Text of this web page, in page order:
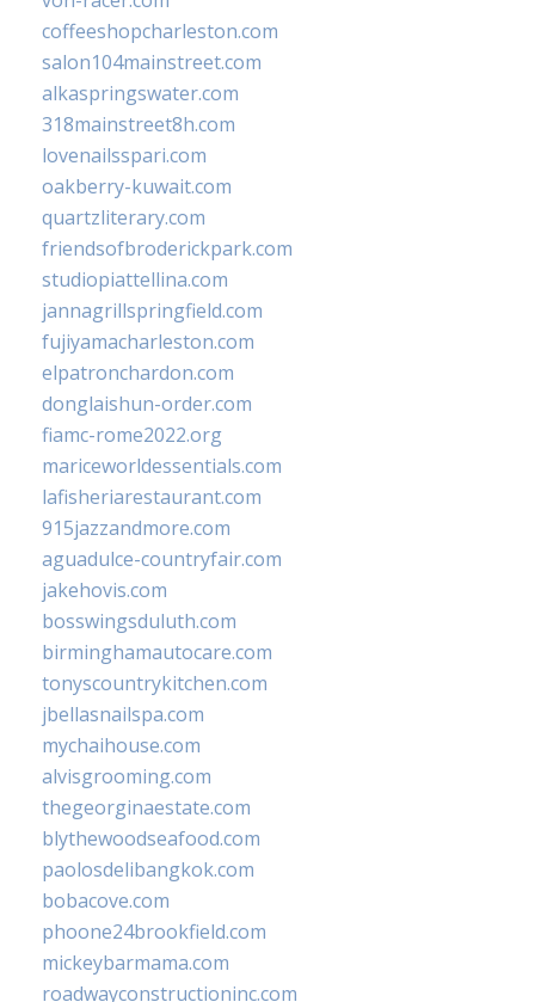
coffeeshopcharleston.com
salon104mainstreet.com
alkaspringswater.com
318mainstreet8h.com
lovenailsspari.com
oakberry-kuwait.com
quartzliterary.com
friendsofbroderickpark.com
studiopiattellina.com
jannagrillspringfield.com
fujiyamacharleston.com
elpatronchardon.com
donglaishun-order.com
fiamc-rome2022.org
mariceworldessentials.com
lafisheriarestaurant.com
915jazzandmore.com
aguadulce-countryfair.com
jakehovis.com
bosswingsduluth.com
birminghamautocare.com
tonyscountrykitchen.com
jbellasnailspa.com
mychaihouse.com
alvisgrooming.com
thegeorginaestate.com
blythewoodseafood.com
paolosdelibangkok.com
bobacove.com
phoone24brookfield.com
mickeybarmama.com
roadwayconstructioninc.com